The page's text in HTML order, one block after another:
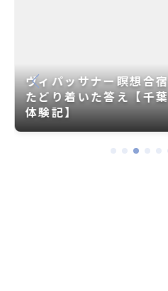
ヴィパッサナー瞑想合
たどり着いた答え【千
体験記】